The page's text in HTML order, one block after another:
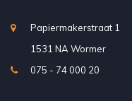
Papiermakerstraat 1
1531 NA Wormer
075 - 74 000 20